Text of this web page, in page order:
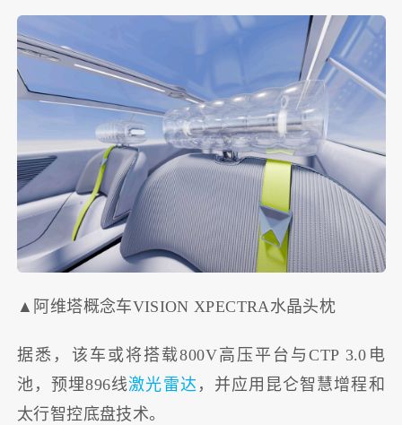
▲阿维塔概念车VISION XPECTRA水晶头枕
据悉，该车或将搭载800V高压平台与CTP 3.0电
池，预埋896线激光雷达 ，并应用昆仑智慧增程和
太行智控底盘技术。